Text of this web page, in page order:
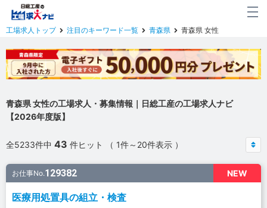
工場求人トップ 注目のキーワード一覧 青森県 青森県 女性
青森県 女性の工場求人・募集情報｜日総工産の工場求人ナビ
【2026年度版】
全5233件中 43 件ヒット （ 1件～20件表示 ）
NEW
お仕事No.129382
医療用処置具の組立・検査